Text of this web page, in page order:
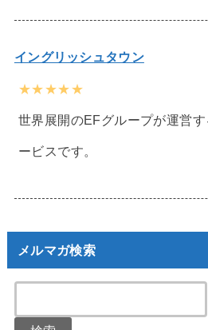
イングリッシュタウン
★★★★★
世界展開のEFグループが運営
ービスです。
メルマガ検索